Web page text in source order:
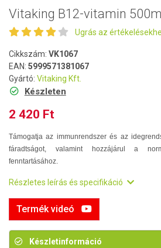
Vitaking B12-vitamin
Ugrás az
Cikkszám: VK1067
EAN: 5999571381067
Gyártó: Vitaking Kft.
Készleten
2 420 Ft
Támogatja az immunrendszer és az
fáradtságot, valamint hozzájárul a
fenntartásához.
Részletes leírás és specifikáció
Termék videó
Készletinformáció